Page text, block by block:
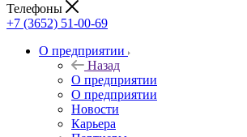
Телефоны
+7 (3652) 51-00-69
О предприятии
Назад
О предприятии
О предприятии
Новости
Карьера